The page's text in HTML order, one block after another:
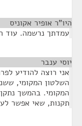
היו"ר אופיר אקוניס
עמדתך נרשמה. עוד
יוסי ענבר
אני רוצה להודיע
השלטון המקומי,
המקומי. בהמשך
תקנות, שאי אפשר